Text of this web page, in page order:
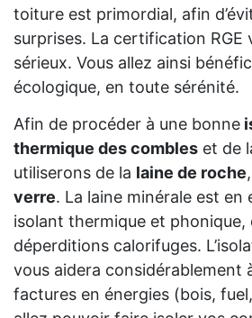
toiture est primordial, afin
surprises. La certification RGE
sérieux. Vous allez ainsi
écologique, en toute sérénité.
Afin de procéder à une bonne
thermique des combles et de
utiliserons de la laine de roche
verre. La laine minérale est
isolant thermique et phonique,
déperditions calorifuges.
vous aidera considérablement
factures en énergies (bois,